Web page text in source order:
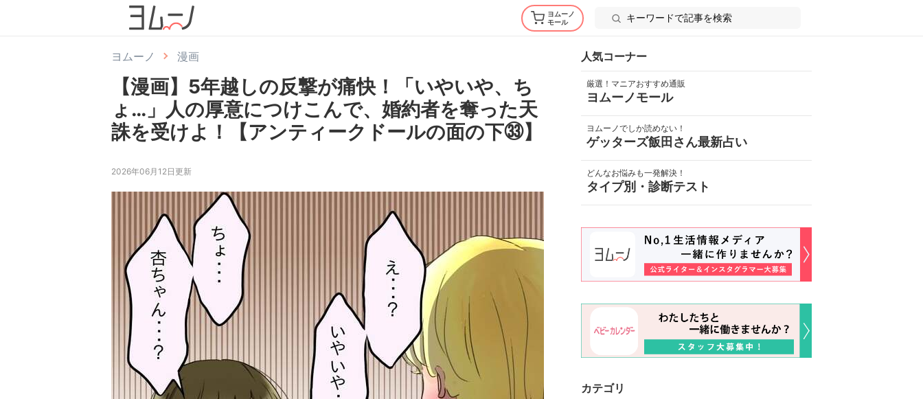
ヨムーノ
モール
ヨムーノ 漫画
【漫画】5年越しの反撃が痛快！「いやいや、ち
ょ…」人の厚意につけこんで、婚約者を奪った天
誅を受けよ！【アンティークドールの面の下㉝】
2026年06月12日更新
人気コーナー
厳選！マニアおすすめ通販
ヨムーノモール
ヨムーノでしか読めない！
ゲッターズ飯田さん最新占い
どんなお悩みも一発解決！
タイプ別・診断テスト
カテゴリ